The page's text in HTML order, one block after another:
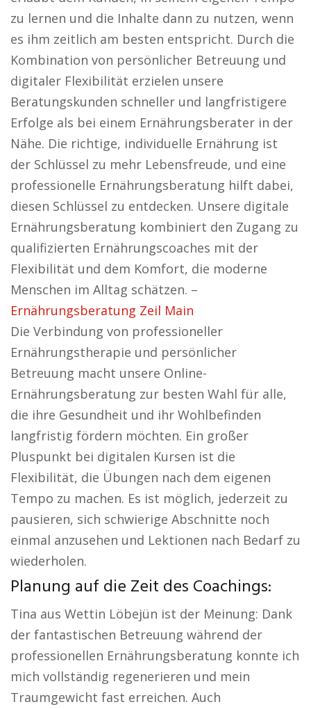
zu lernen und die Inhalte dann zu nutzen, wenn
es ihm zeitlich am besten entspricht. Durch die
Kombination von persönlicher Betreuung und
digitaler Flexibilität erzielen unsere
Beratungskunden schneller und langfristigere
Erfolge als bei einem Ernährungsberater in der
Nähe. Die richtige, individuelle Ernährung ist
der Schlüssel zu mehr Lebensfreude, und eine
professionelle Ernährungsberatung hilft dabei,
diesen Schlüssel zu entdecken. Unsere digitale
Ernährungsberatung kombiniert den Zugang zu
qualifizierten Ernährungscoaches mit der
Flexibilität und dem Komfort, die moderne
Menschen im Alltag schätzen. –
Ernährungsberatung Zeil Main
Die Verbindung von professioneller
Ernährungstherapie und persönlicher
Betreuung macht unsere Online-
Ernährungsberatung zur besten Wahl für alle,
die ihre Gesundheit und ihr Wohlbefinden
langfristig fördern möchten. Ein großer
Pluspunkt bei digitalen Kursen ist die
Flexibilität, die Übungen nach dem eigenen
Tempo zu machen. Es ist möglich, jederzeit zu
pausieren, sich schwierige Abschnitte noch
einmal anzusehen und Lektionen nach Bedarf zu
wiederholen.
Planung auf die Zeit des Coachings:
Tina aus Wettin Löbejün ist der Meinung: Dank
der fantastischen Betreuung während der
professionellen Ernährungsberatung konnte ich
mich vollständig regenerieren und mein
Traumgewicht fast erreichen. Auch